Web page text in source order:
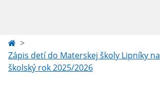
Zápis detí do Materskej školy Lipníky na
školský rok 2025/2026